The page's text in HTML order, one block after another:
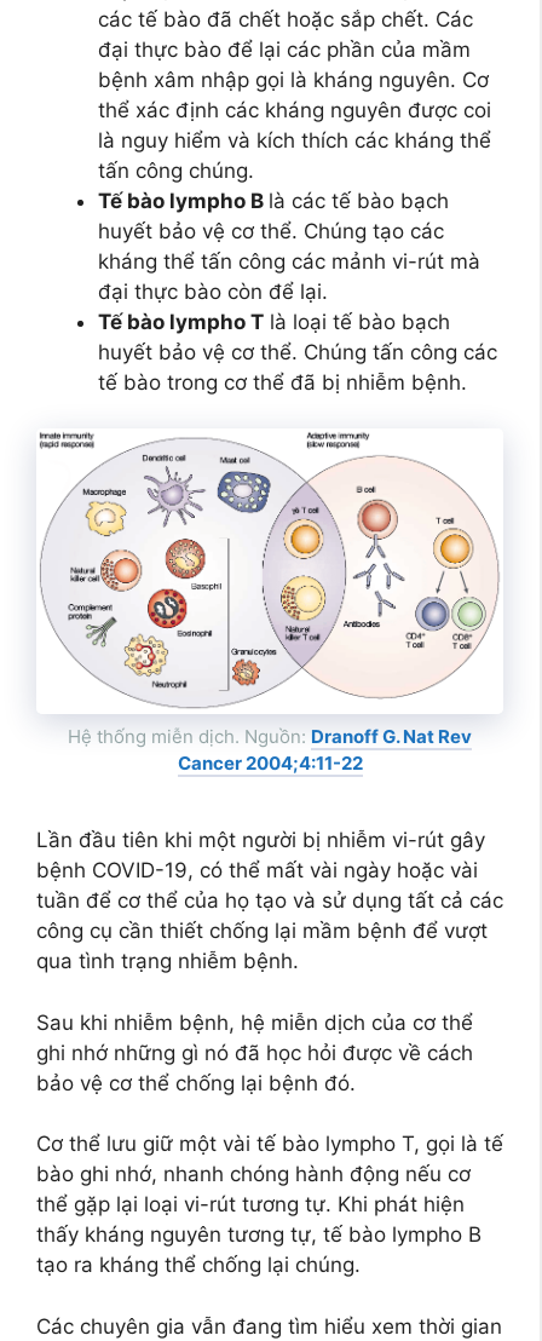
các tế bào đã chết hoặc sắp chết. Các
đại thực bào để lại các phần của mầm
bệnh xâm nhập gọi là kháng nguyên. Cơ
thể xác định các kháng nguyên được coi
là nguy hiểm và kích thích các kháng thể
tấn công chúng.
Tế bào lympho B là các tế bào bạch
huyết bảo vệ cơ thể. Chúng tạo các
kháng thể tấn công các mảnh vi-rút mà
đại thực bào còn để lại.
Tế bào lympho T là loại tế bào bạch
huyết bảo vệ cơ thể. Chúng tấn công các
tế bào trong cơ thể đã bị nhiễm bệnh.
Hệ thống miễn dịch. Nguồn: Dranoff G. Nat Rev
Cancer 2004;4:11-22
Lần đầu tiên khi một người bị nhiễm vi-rút gây
bệnh COVID-19, có thể mất vài ngày hoặc vài
tuần để cơ thể của họ tạo và sử dụng tất cả các
công cụ cần thiết chống lại mầm bệnh để vượt
qua tình trạng nhiễm bệnh.
Sau khi nhiễm bệnh, hệ miễn dịch của cơ thể
ghi nhớ những gì nó đã học hỏi được về cách
bảo vệ cơ thể chống lại bệnh đó.
Cơ thể lưu giữ một vài tế bào lympho T, gọi là tế
bào ghi nhớ, nhanh chóng hành động nếu cơ
thể gặp lại loại vi-rút tương tự. Khi phát hiện
thấy kháng nguyên tương tự, tế bào lympho B
tạo ra kháng thể chống lại chúng.
Các chuyên gia vẫn đang tìm hiểu xem thời gian